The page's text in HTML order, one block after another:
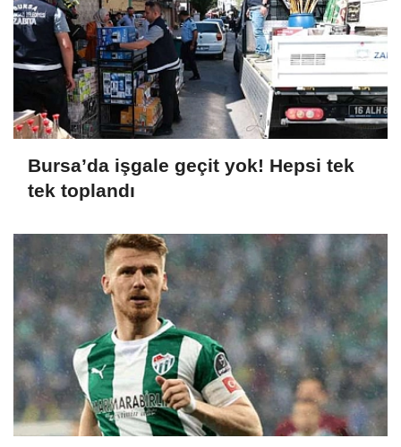
Bursa’da işgale geçit yok! Hepsi tek
tek toplandı